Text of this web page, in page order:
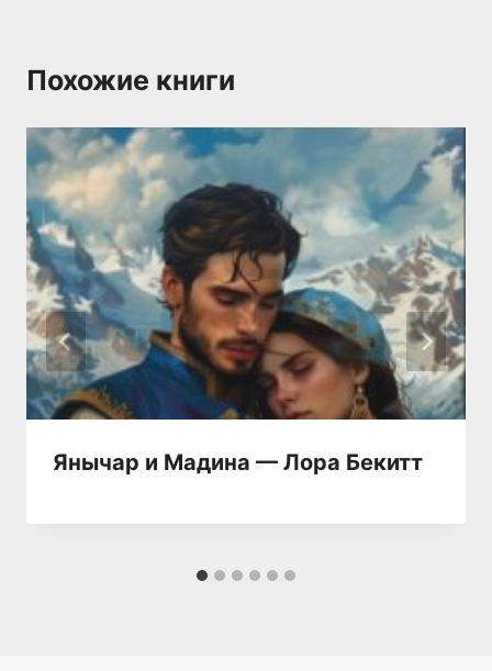
Похожие книги
Янычар и Мадина — Лора Бекитт